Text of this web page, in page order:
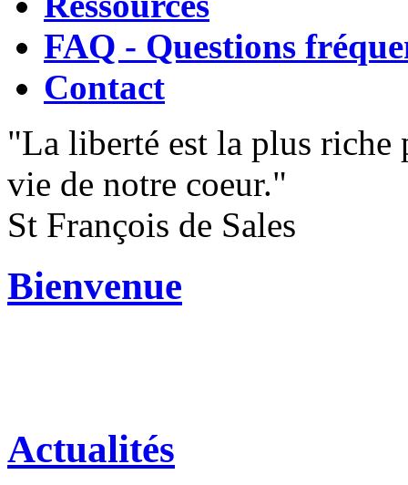
FAQ - Questions
Contact
"La liberté est la plus riche
vie de notre coeur."
St François de Sales
Bienvenue
Actualités